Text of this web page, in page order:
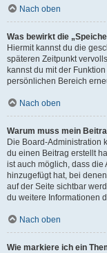
Nach oben
Was bewirkt die
Hiermit kannst du die
späteren Zeitpunkt
kannst du mit der
persönlichen Bereich
Nach oben
Warum muss mein
Die Board-Administration
du einen Beitrag erstellt
ist auch möglich, dass die
hinzugefügt hat, bei
auf der Seite sichtbar
du weitere Informationen
Nach oben
Wie markiere ich ein